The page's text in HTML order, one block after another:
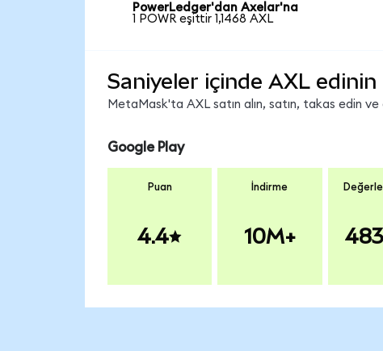
PowerLedger'dan Axelar'na
1 POWR eşittir 1,1468 AXL
Saniyeler içinde AXL edinin
MetaMask'ta AXL satın alın, satın, takas edin
Google Play
Puan
4.4
İndirme
10M+